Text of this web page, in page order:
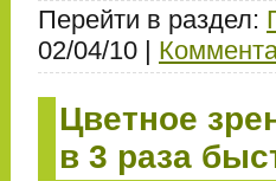
Перейти в раздел:
02/04/10 |
Цветное
в 3 раза